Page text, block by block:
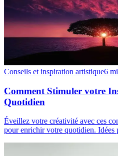
Conseils et inspiration artistique6
Comment Stimuler votre
Quotidien
Éveillez votre créativité avec ces
pour enrichir votre quotidien. Idées